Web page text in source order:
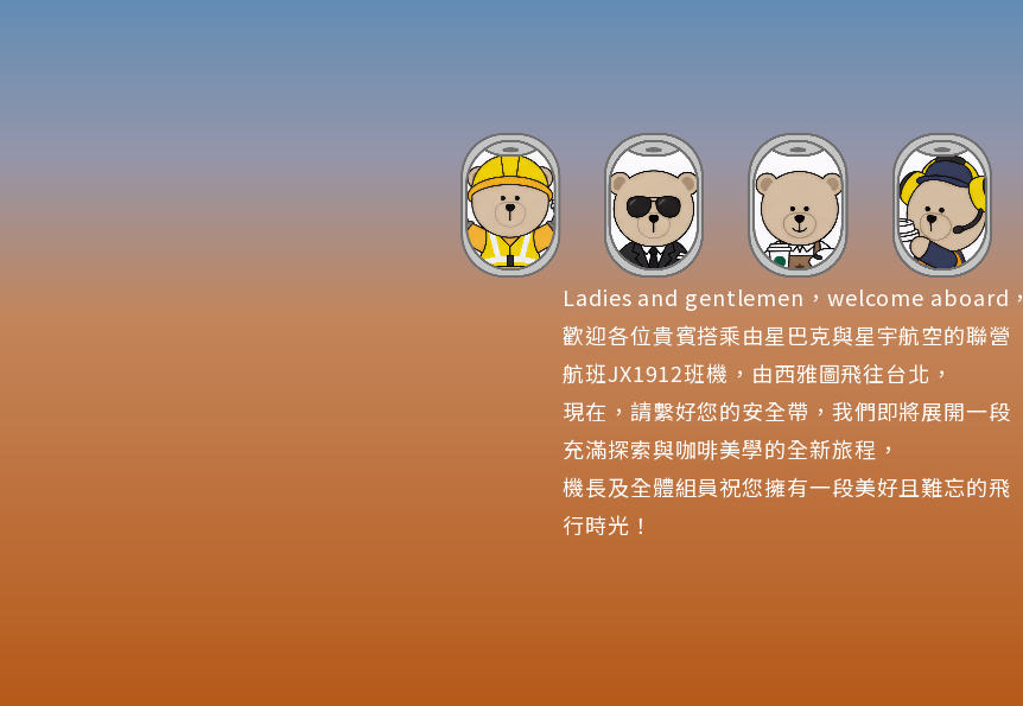
Ladies and gentlemen，welcome aboard，
歡迎各位貴賓搭乘由星巴克與星宇航空的聯營
航班JX1912班機，由西雅圖飛往台北，
現在，請繫好您的安全帶，我們即將展開一段
充滿探索與咖啡美學的全新旅程，
機長及全體組員祝您擁有一段美好且難忘的飛
行時光！